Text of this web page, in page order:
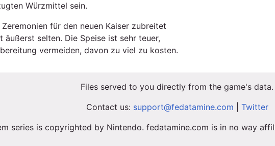
Würzmittel sein.
für den neuen Kaiser zubreitet
selten. Die Speise ist sehr teuer,
vermeiden, davon zu viel zu kosten.
Files served to you directly from the game's data.
Contact us: support@fedatamine.com
Twitter
series is copyrighted by Nintendo. fedatamine.com is in no way